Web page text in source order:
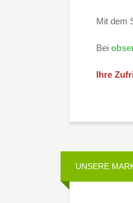
Mit dem
Bei
Ihre
UNSERE